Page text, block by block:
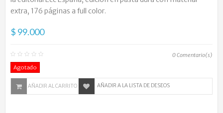
extra, 176 páginas a full color.
$ 99.000
0Comentario(s)
Agotado
AÑADIR AL CARRITO AÑADIR A LA LISTA DE DESEOS